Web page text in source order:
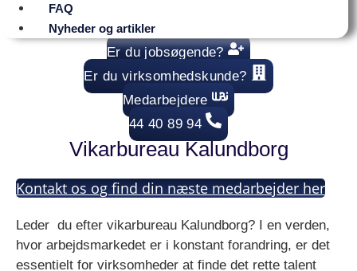
FAQ
Nyheder og artikler
Er du jobsøgende?
Er du virksomhedskunde?
Medarbejdere
44 40 89 94
Vikarbureau Kalundborg
Kontakt os og find din næste medarbejder her
Leder du efter vikarbureau Kalundborg? I en verden,
hvor arbejdsmarkedet er i konstant forandring, er det
essentielt for virksomheder at finde det rette talent